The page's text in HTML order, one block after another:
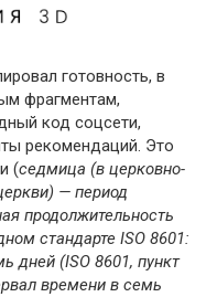
готовность, в
фрагментам,
код соцсети,
рекомендаций. Это
(седмица (в церковно-
— период
продолжительность
стандарте ISO 8601:
дней (ISO 8601, пункт
времени в семь